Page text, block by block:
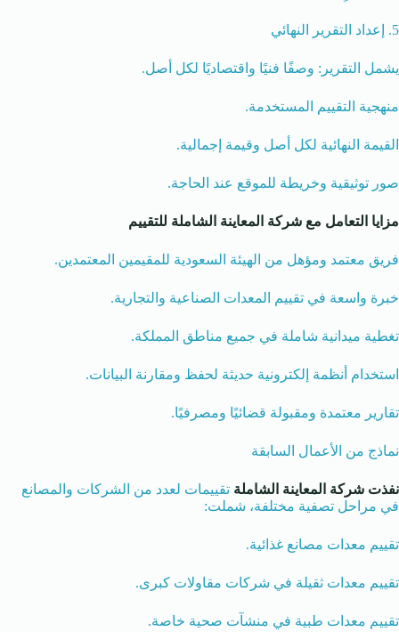
5. إعداد التقرير النهائي
يشمل التقرير: وصفًا فنيًا واقتصاديًا لكل أصل.
منهجية التقييم المستخدمة.
القيمة النهائية لكل أصل وقيمة إجمالية.
صور توثيقية وخريطة للموقع عند الحاجة.
مزايا التعامل مع شركة المعاينة الشاملة للتقييم
فريق معتمد ومؤهل من الهيئة السعودية للمقيمين المعتمدين.
خبرة واسعة في تقييم المعدات الصناعية والتجارية.
تغطية ميدانية شاملة في جميع مناطق المملكة.
استخدام أنظمة إلكترونية حديثة لحفظ ومقارنة البيانات.
تقارير معتمدة ومقبولة قضائيًا ومصرفيًا.
نماذج من الأعمال السابقة
نفذت شركة المعاينة الشاملة تقييمات لعدد من الشركات والمصانع
في مراحل تصفية مختلفة، شملت:
تقييم معدات مصانع غذائية.
تقييم معدات ثقيلة في شركات مقاولات كبرى.
تقييم معدات طبية في منشآت صحية خاصة.